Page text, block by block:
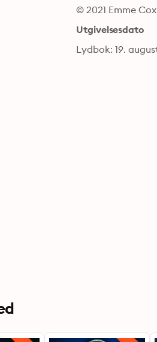
© 2021 Emme
Utgivelsesdato
Lydbok: 19.